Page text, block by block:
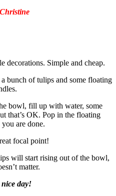
decorations. Simple and cheap.
bunch of tulips and some floating
bowl, fill up with water, some
that’s OK. Pop in the floating
you are done.
focal point!
will start rising out of the bowl,
matter.
nice day!